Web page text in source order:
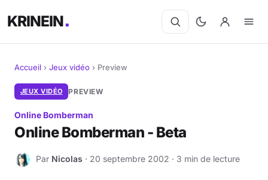
KRINEIN
Cinéma
Séries
Accueil › Jeux vidéo › Preview
JEUX VIDÉO PREVIEW
Online Bomberman
Online Bomberman - Beta
N Par Nicolas · 20 septembre 2002 · 3 min de lecture